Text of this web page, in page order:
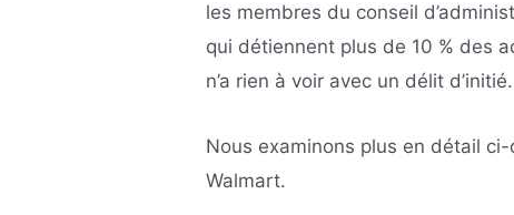
les membres du conseil
qui détiennent plus de 10 % des
n’a rien à voir avec un délit d’initié.
Nous examinons plus en détail
Walmart.